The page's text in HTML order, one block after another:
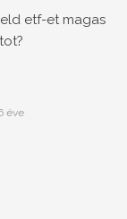
etf-et magas
éve